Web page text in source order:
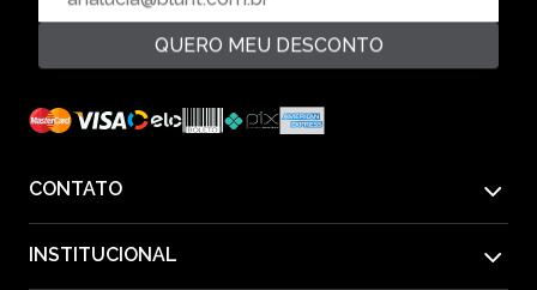
QUERO MEU DESCONTO
CONTATO
55(11) 2612-1226
INSTITUCIONAL
PAGUE COM